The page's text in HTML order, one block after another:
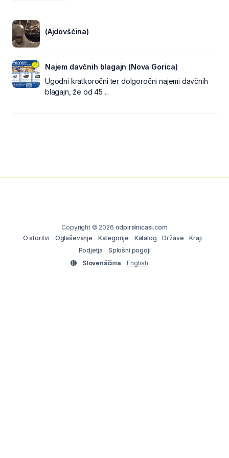
(Ajdovščina)
Najem davčnih blagajn (Nova Gorica)
Ugodni kratkoročni ter dolgoročni najemi davčnih
blagajn, že od 45 ...
Copyright © 2026 odpiralnicasi.com
O storitvi
Oglaševanje Kategorije Katalog Države
Kraji
Podjetja
Splošni pogoji
Slovenščina
English